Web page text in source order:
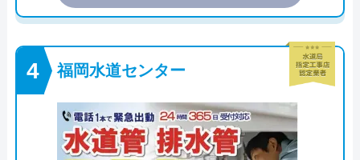
福岡水道センター